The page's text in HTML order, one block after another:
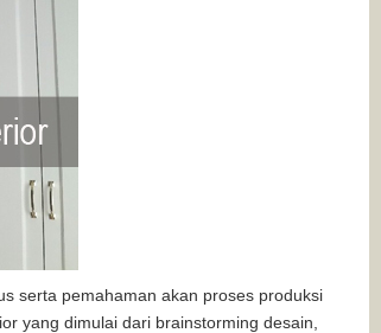
serta pemahaman akan proses produksi
yang dimulai dari brainstorming desain,